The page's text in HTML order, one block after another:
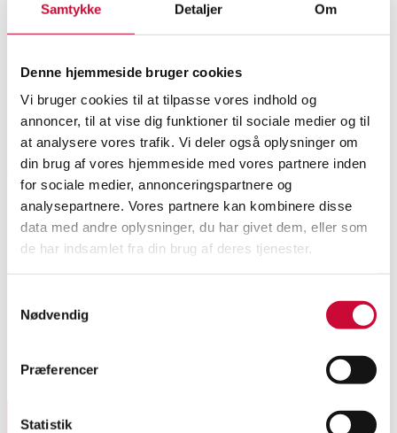
Samtykke Detaljer Om
Denne hjemmeside bruger cookies
Vi bruger cookies til at tilpasse vores indhold og
annoncer, til at vise dig funktioner til sociale medier og til
at analysere vores trafik. Vi deler også oplysninger om
din brug af vores hjemmeside med vores partnere inden
for sociale medier, annonceringspartnere og
analysepartnere. Vores partnere kan kombinere disse
data med andre oplysninger, du har givet dem, eller som
de har indsamlet fra din brug af deres tjenester.
Nødvendig
Præferencer
Statistik
Lænestole
Hans J. Wegner: Højrygget
lænestol, model GE-375
SHOWROOM
Hørsholm
VURDERING
DKK 5.000
VARENUMMER
6527943
Beskrivelse
to hynder. Formgivet i 1969. Fremstillet hos Getama, Gedsted med
brændstempel herfra. H. 96 cm, SH 32 cm. Fremstår med brugsspor og